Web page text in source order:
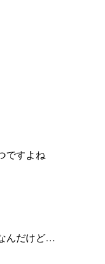
ですよね
んだけど…